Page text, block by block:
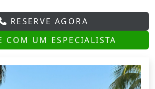
RESERVE AGORA
COM UM ESPECIALISTA